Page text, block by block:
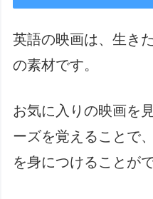
英語の映画は、生き
の素材です。
お気に入りの映画を
ーズを覚えることで
を身につけることが